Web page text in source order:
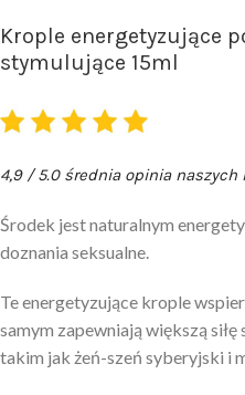
Krople energetyzujące
stymulujące 15ml
4,9 / 5.0 średnia opinia naszych
Środek jest naturalnym
doznania seksualne.
Te energetyzujące krople
samym zapewniają większą
takim jak żeń-szeń syberyjski i